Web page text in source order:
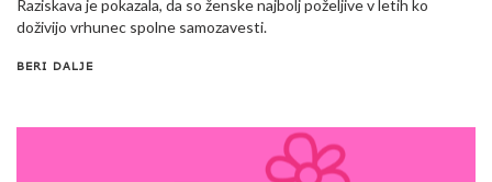
Raziskava je pokazala, da so ženske najbolj poželjive v letih ko
doživijo vrhunec spolne samozavesti.
BERI DALJE